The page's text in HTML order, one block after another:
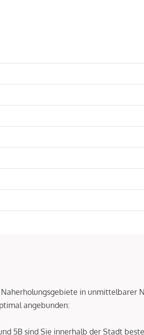
in unmittelbarer
angebunden:
5B sind Sie innerhalb der Stadt